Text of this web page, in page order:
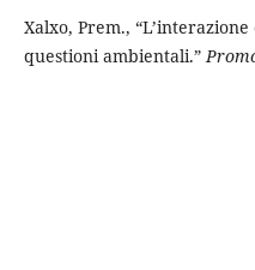
Xalxo, Prem.,
questioni ambientali.”